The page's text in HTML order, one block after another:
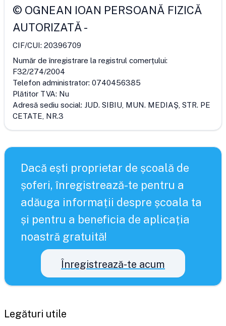
© OGNEAN IOAN PERSOANĂ FIZICĂ
AUTORIZATĂ-
CIF/CUI: 20396709
Număr de înregistrare la registrul comerțului:
F32/274/2004
Telefon administrator: 0740456385
Plătitor TVA: Nu
Adresă sediu social: JUD. SIBIU, MUN. MEDIAŞ, STR. PE
CETATE, NR.3
Dacă ești proprietar de școală de
șoferi, înregistrează-te pentru a
adăuga informații despre școala ta
și pentru a beneficia de aplicația
noastră gratuită!
Înregistrează-te acum
Legături utile